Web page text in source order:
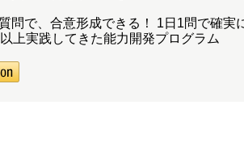
問で、合意形成できる！ 1日1問で確実
上実践してきた能力開発プログラム